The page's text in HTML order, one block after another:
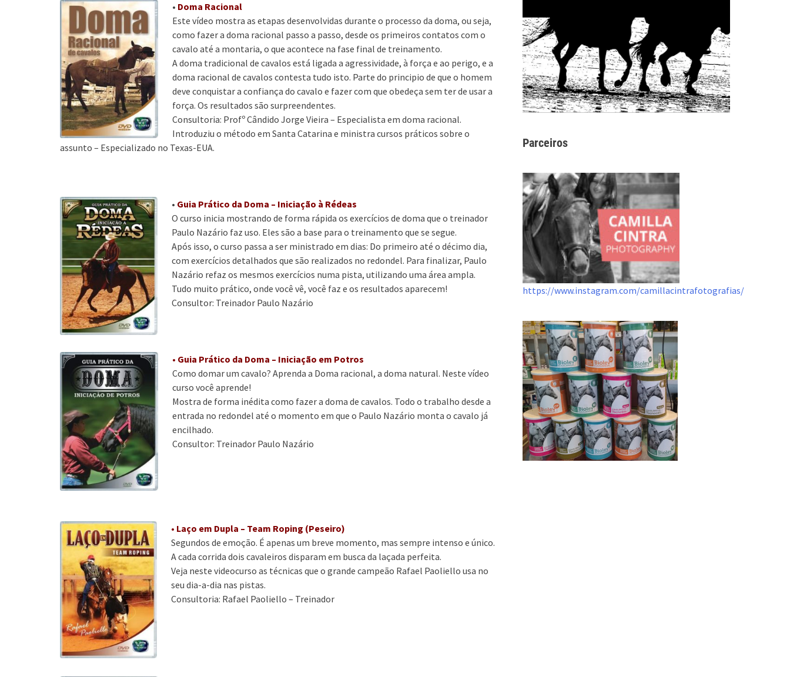
• Doma Racional
Este vídeo mostra as etapas desenvolvidas durante o processo da doma, ou seja,
como fazer a doma racional passo a passo, desde os primeiros contatos com o
cavalo até a montaria, o que acontece na fase final de treinamento.
A doma tradicional de cavalos está ligada a agressividade, à força e ao perigo, e a
doma racional de cavalos contesta tudo isto. Parte do principio de que o homem
deve conquistar a confiança do cavalo e fazer com que obedeça sem ter de usar a
força. Os resultados são surpreendentes.
Consultoria: Profº Cândido Jorge Vieira – Especialista em doma racional.
Introduziu o método em Santa Catarina e ministra cursos práticos sobre o
assunto – Especializado no Texas-EUA.
• Guia Prático da Doma – Iniciação à Rédeas
O curso inicia mostrando de forma rápida os exercícios de doma que o treinador
Paulo Nazário faz uso. Eles são a base para o treinamento que se segue.
Após isso, o curso passa a ser ministrado em dias: Do primeiro até o décimo dia,
com exercícios detalhados que são realizados no redondel. Para finalizar, Paulo
Nazário refaz os mesmos exercícios numa pista, utilizando uma área ampla.
Tudo muito prático, onde você vê, você faz e os resultados aparecem!
Consultor: Treinador Paulo Nazário
• Guia Prático da Doma – Iniciação em Potros
Como domar um cavalo? Aprenda a Doma racional, a doma natural. Neste vídeo
curso você aprende!
Mostra de forma inédita como fazer a doma de cavalos. Todo o trabalho desde a
entrada no redondel até o momento em que o Paulo Nazário monta o cavalo já
encilhado.
Consultor: Treinador Paulo Nazário
• Laço em Dupla – Team Roping (Peseiro)
Segundos de emoção. É apenas um breve momento, mas sempre intenso e único.
A cada corrida dois cavaleiros disparam em busca da laçada perfeita.
Veja neste videocurso as técnicas que o grande campeão Rafael Paoliello usa no
seu dia-a-dia nas pistas.
Consultoria: Rafael Paoliello – Treinador
Parceiros
https://www.instagram.com/camillacintrafotografias/